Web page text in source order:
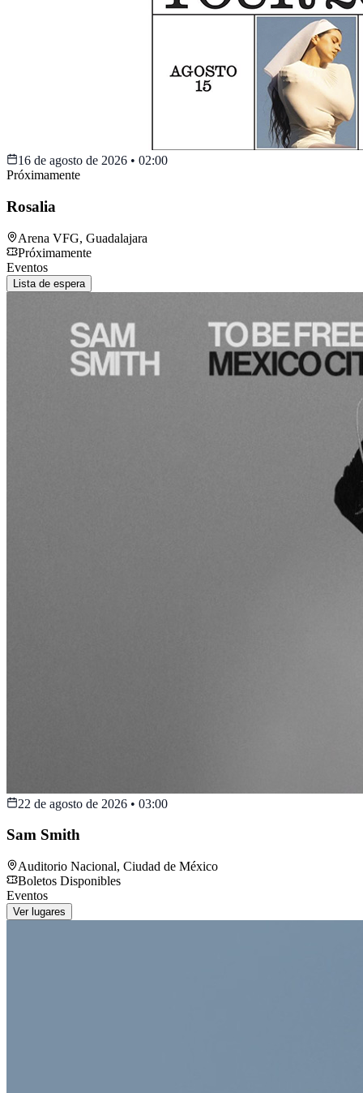
16 de agosto de 2026 • 02:00
Próximamente
Rosalia
Arena VFG, Guadalajara
Próximamente
Eventos
Lista de espera
22 de agosto de 2026 • 03:00
Sam Smith
Auditorio Nacional, Ciudad de México
Boletos Disponibles
Eventos
Ver lugares